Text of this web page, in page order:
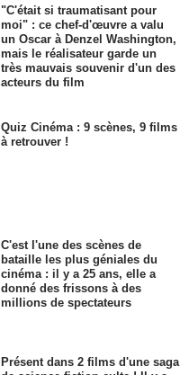
"C'était si traumatisant pour
moi" : ce chef-d'œuvre a valu
un Oscar à Denzel Washington,
mais le réalisateur garde un
très mauvais souvenir d'un des
acteurs du film
Quiz Cinéma : 9 scènes, 9 films
à retrouver !
C'est l'une des scènes de
bataille les plus géniales du
cinéma : il y a 25 ans, elle a
donné des frissons à des
millions de spectateurs
Présent dans 2 films d'une saga